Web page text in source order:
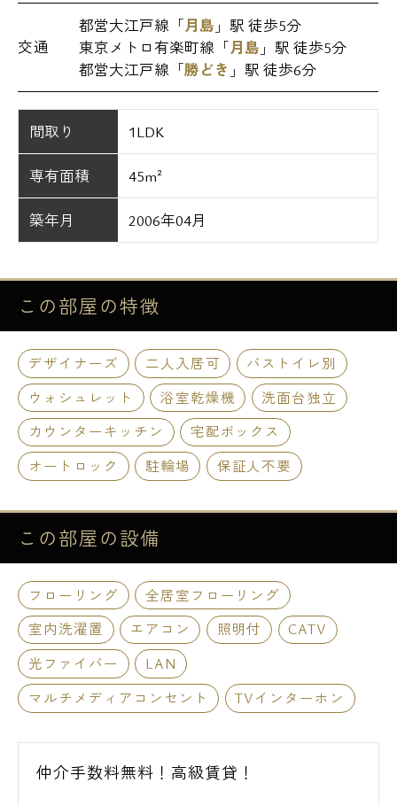
交通
都営大江戸線「月島 」駅 徒歩5分
東京メトロ有楽町線「月島 」駅 徒歩5分
都営大江戸線「勝どき 」駅 徒歩6分
間取り 1LDK
専有面積 45m²
築年月 2006年04月
この部屋の特徴
デザイナーズ 二人入居可
バストイレ別
ウォシュレット
浴室乾燥機
洗面台独立
カウンターキッチン
宅配ボックス
オートロック
駐輪場 保証人不要
この部屋の設備
フローリング
全居室フローリング
室内洗濯置
エアコン 照明付
CATV
光ファイバー
LAN
マルチメディアコンセント
TVインターホン
仲介手数料無料！高級賃貸！